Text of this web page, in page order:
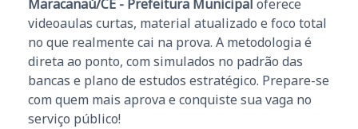
Maracanaú/CE - Prefeitura Municipal oferece
videoaulas curtas, material atualizado e foco total
no que realmente cai na prova. A metodologia é
direta ao ponto, com simulados no padrão das
bancas e plano de estudos estratégico. Prepare-se
com quem mais aprova e conquiste sua vaga no
serviço público!